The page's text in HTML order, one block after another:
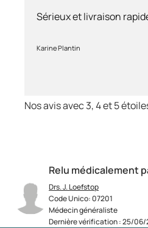
Relu médicalement
Drs. J. Loefstop
Code Unico: 07201
Médecin généraliste
Dernière vérification : 25/06/
Sérieux et livraison
Karine Plantin
Nos avis avec 3, 4 et 5